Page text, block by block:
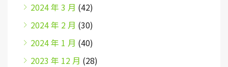
2024 年 3 月 (42)
2024 年 2 月 (30)
2024 年 1 月 (40)
2023 年 12 月 (28)